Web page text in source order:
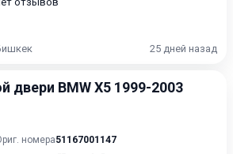
25 дней назад
двери BMW X5 1999-2003
номера51167001147